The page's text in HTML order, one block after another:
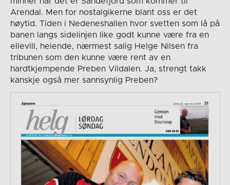
Arendal. Men for nostalgikerne blant oss er det
høytid. Tiden i Nedeneshallen hvor svetten som lå på
banen langs sidelinjen like godt kunne være fra en
ellevill, heiende, nærmest salig Helge Nilsen fra
tribunen som den kunne være rent av en
hardtkjempende Preben Vildalen. Ja, strengt takk
kanskje også mer sannsynlig Preben?